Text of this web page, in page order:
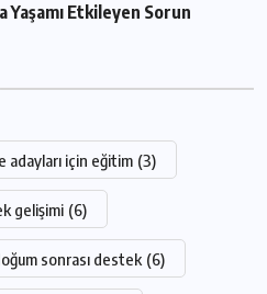
Yaşamı Etkileyen Sorun
adayları için eğitim (3)
gelişimi (6)
sonrası destek (6)